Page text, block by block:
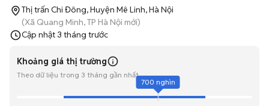
Thị trấn Chi Đông, Huyện Mê Linh, Hà Nội
(Xã Quang Minh, TP Hà Nội mới)
Cập nhật3 tháng trước
Khoảng giá thị trường
Theo dữ liệu trong 3 tháng gần nhất
700 nghìn